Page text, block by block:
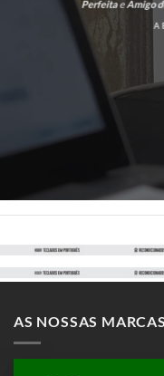
PerfeitaeAmigo
A
AS NOSSAS MARCAS